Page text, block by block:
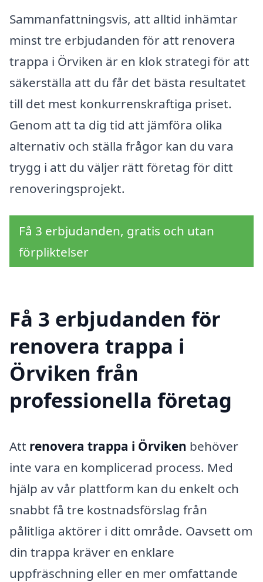
Sammanfattningsvis, att alltid inhämtar
minst tre erbjudanden för att renovera
trappa i Örviken är en klok strategi för att
säkerställa att du får det bästa resultatet
till det mest konkurrenskraftiga priset.
Genom att ta dig tid att jämföra olika
alternativ och ställa frågor kan du vara
trygg i att du väljer rätt företag för ditt
renoveringsprojekt.
Få 3 erbjudanden, gratis och utan
förpliktelser
Få 3 erbjudanden för
renovera trappa i
Örviken från
professionella företag
Att renovera trappa i Örviken behöver
inte vara en komplicerad process. Med
hjälp av vår plattform kan du enkelt och
snabbt få tre kostnadsförslag från
pålitliga aktörer i ditt område. Oavsett om
din trappa kräver en enklare
uppfräschning eller en mer omfattande